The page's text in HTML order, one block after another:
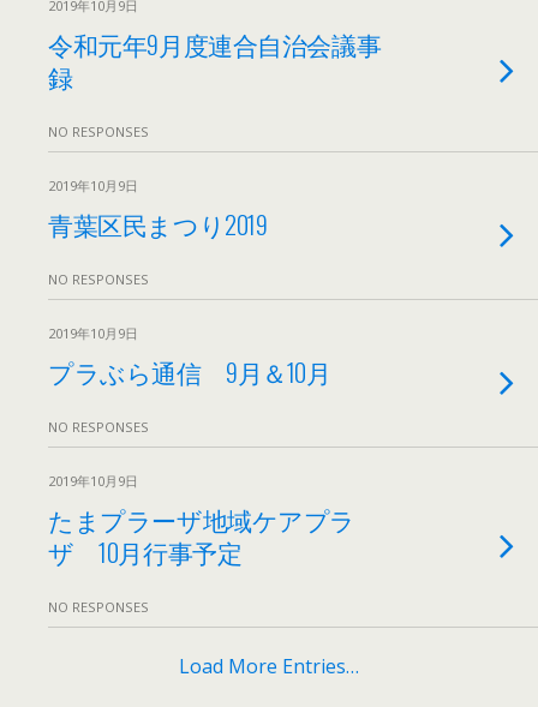
2019年10月9日
令和元年9月度連合自治会議事
録
NO RESPONSES
2019年10月9日
青葉区民まつり2019
NO RESPONSES
2019年10月9日
プラぶら通信 9月＆10月
NO RESPONSES
2019年10月9日
たまプラーザ地域ケアプラ
ザ 10月行事予定
NO RESPONSES
Load More Entries…